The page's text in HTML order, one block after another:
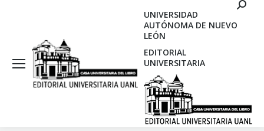
UNIVERSIDAD
AUTÓNOMA DE NUEVO
LEÓN
EDITORIAL
UNIVERSITARIA